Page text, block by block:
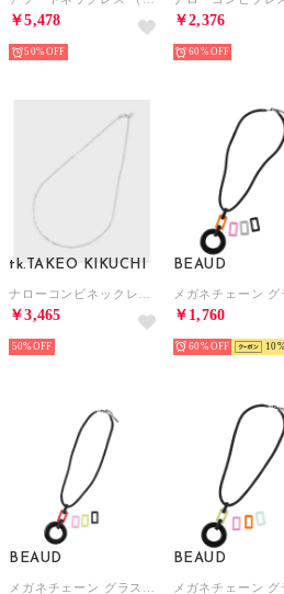
￥5,478
50%
￥2,376
60%
tk.TAKEO KIKUCHI
￥3,465
50%
BEAUD
￥1,760
60% 10
BEAUD BEAUD